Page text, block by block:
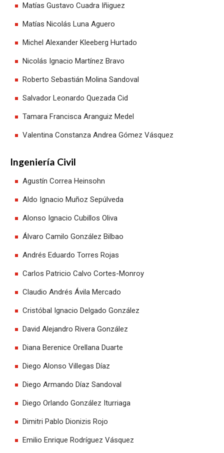
Matías Gustavo Cuadra Iñiguez
Matías Nicolás Luna Aguero
Michel Alexander Kleeberg Hurtado
Nicolás Ignacio Martínez Bravo
Roberto Sebastián Molina Sandoval
Salvador Leonardo Quezada Cid
Tamara Francisca Aranguiz Medel
Valentina Constanza Andrea Gómez Vásquez
Ingeniería Civil
Agustín Correa Heinsohn
Aldo Ignacio Muñoz Sepúlveda
Alonso Ignacio Cubillos Oliva
Álvaro Camilo González Bilbao
Andrés Eduardo Torres Rojas
Carlos Patricio Calvo Cortes-Monroy
Claudio Andrés Ávila Mercado
Cristóbal Ignacio Delgado González
David Alejandro Rivera González
Diana Berenice Orellana Duarte
Diego Alonso Villegas Díaz
Diego Armando Díaz Sandoval
Diego Orlando González Iturriaga
Dimitri Pablo Dionizis Rojo
Emilio Enrique Rodríguez Vásquez